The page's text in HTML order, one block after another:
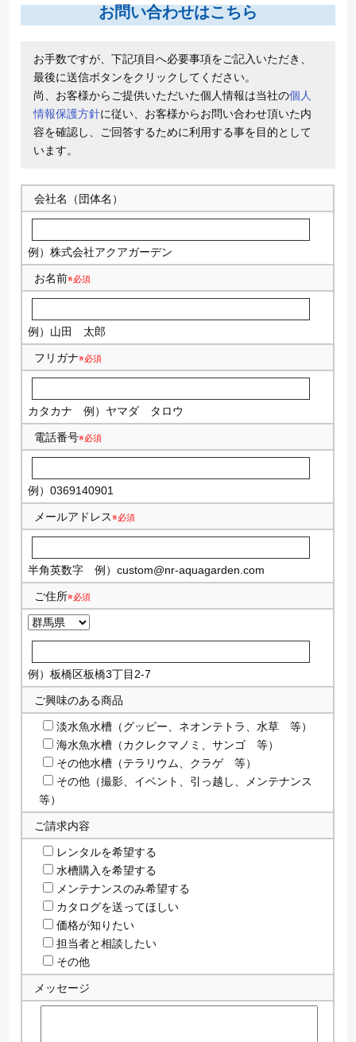
お問い合わせはこちら
お手数ですが、下記項目へ必要事項をご記入いただき、
最後に送信ボタンをクリックしてください。
尚、お客様からご提供いただいた個人情報は当社の個人
情報保護方針に従い、お客様からお問い合わせ頂いた内
容を確認し、ご回答するために利用する事を目的として
います。
会社名（団体名）
例）株式会社アクアガーデン
お名前※必須
例）山田 太郎
フリガナ※必須
カタカナ 例）ヤマダ タロウ
電話番号※必須
例）0369140901
メールアドレス※必須
半角英数字 例）custom@nr-aquagarden.com
ご住所※必須
例）板橋区板橋3丁目2-7
ご興味のある商品
淡水魚水槽（グッピー、ネオンテトラ、水草 等）
海水魚水槽（カクレクマノミ、サンゴ 等）
その他水槽（テラリウム、クラゲ 等）
その他（撮影、イベント、引っ越し、メンテナンス
等）
ご請求内容
レンタルを希望する
水槽購入を希望する
メンテナンスのみ希望する
カタログを送ってほしい
価格が知りたい
担当者と相談したい
その他
メッセージ